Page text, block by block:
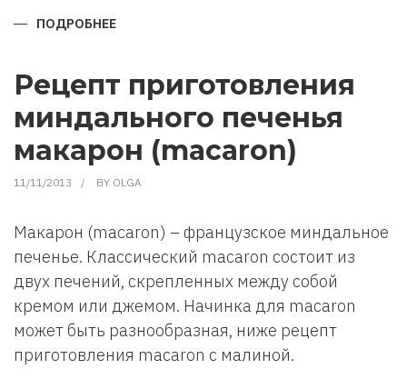
ПОДРОБНЕЕ
В
ДОМАШНИХ
УСЛОВИЯХ
Рецепт приготовления
миндального печенья
макарон (macaron)
11/11/2013 BY OLGA
Макарон (macaron) – французское миндальное
печенье. Классический macaron состоит из
двух печений, скрепленных между собой
кремом или джемом. Начинка для macaron
может быть разнообразная, ниже рецепт
приготовления macaron с малиной.